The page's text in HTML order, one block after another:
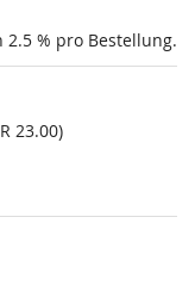
2.5 % pro Bestellung.
23.00)